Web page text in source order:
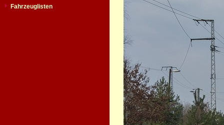
Fahrzeuglisten